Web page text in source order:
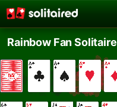
Rainbow Fan Solitaire